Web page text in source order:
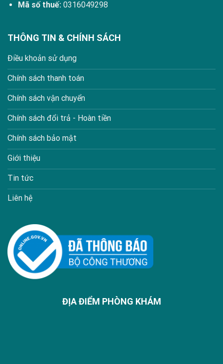
Mã số thuế:0316049298
THÔNG TIN & CHÍNH SÁCH
Điều khoản sử dụng
Chính sách thanh toán
Chính sách vận chuyển
Chính sách đổi trả - Hoàn tiền
Chính sách bảo mật
Giới thiệu
Tin tức
Liên hệ
ĐỊA ĐIỂM PHÒNG KHÁM